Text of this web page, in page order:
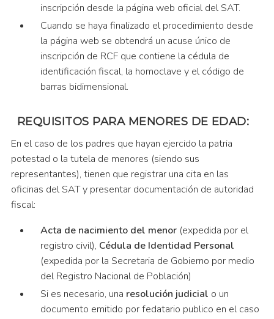
inscripción desde la página web oficial del SAT.
Cuando se haya finalizado el procedimiento desde
la página web se obtendrá un acuse único de
inscripción de RCF que contiene la cédula de
identificación fiscal, la homoclave y el código de
barras bidimensional.
REQUISITOS PARA MENORES DE EDAD:
En el caso de los padres que hayan ejercido la patria
potestad o la tutela de menores (siendo sus
representantes), tienen que registrar una cita en las
oficinas del SAT y presentar documentación de autoridad
fiscal:
Acta de nacimiento del menor (expedida por el
registro civil), Cédula de Identidad Personal
(expedida por la Secretaria de Gobierno por medio
del Registro Nacional de Población)
Si es necesario, una resolución judicial o un
documento emitido por fedatario publico en el caso